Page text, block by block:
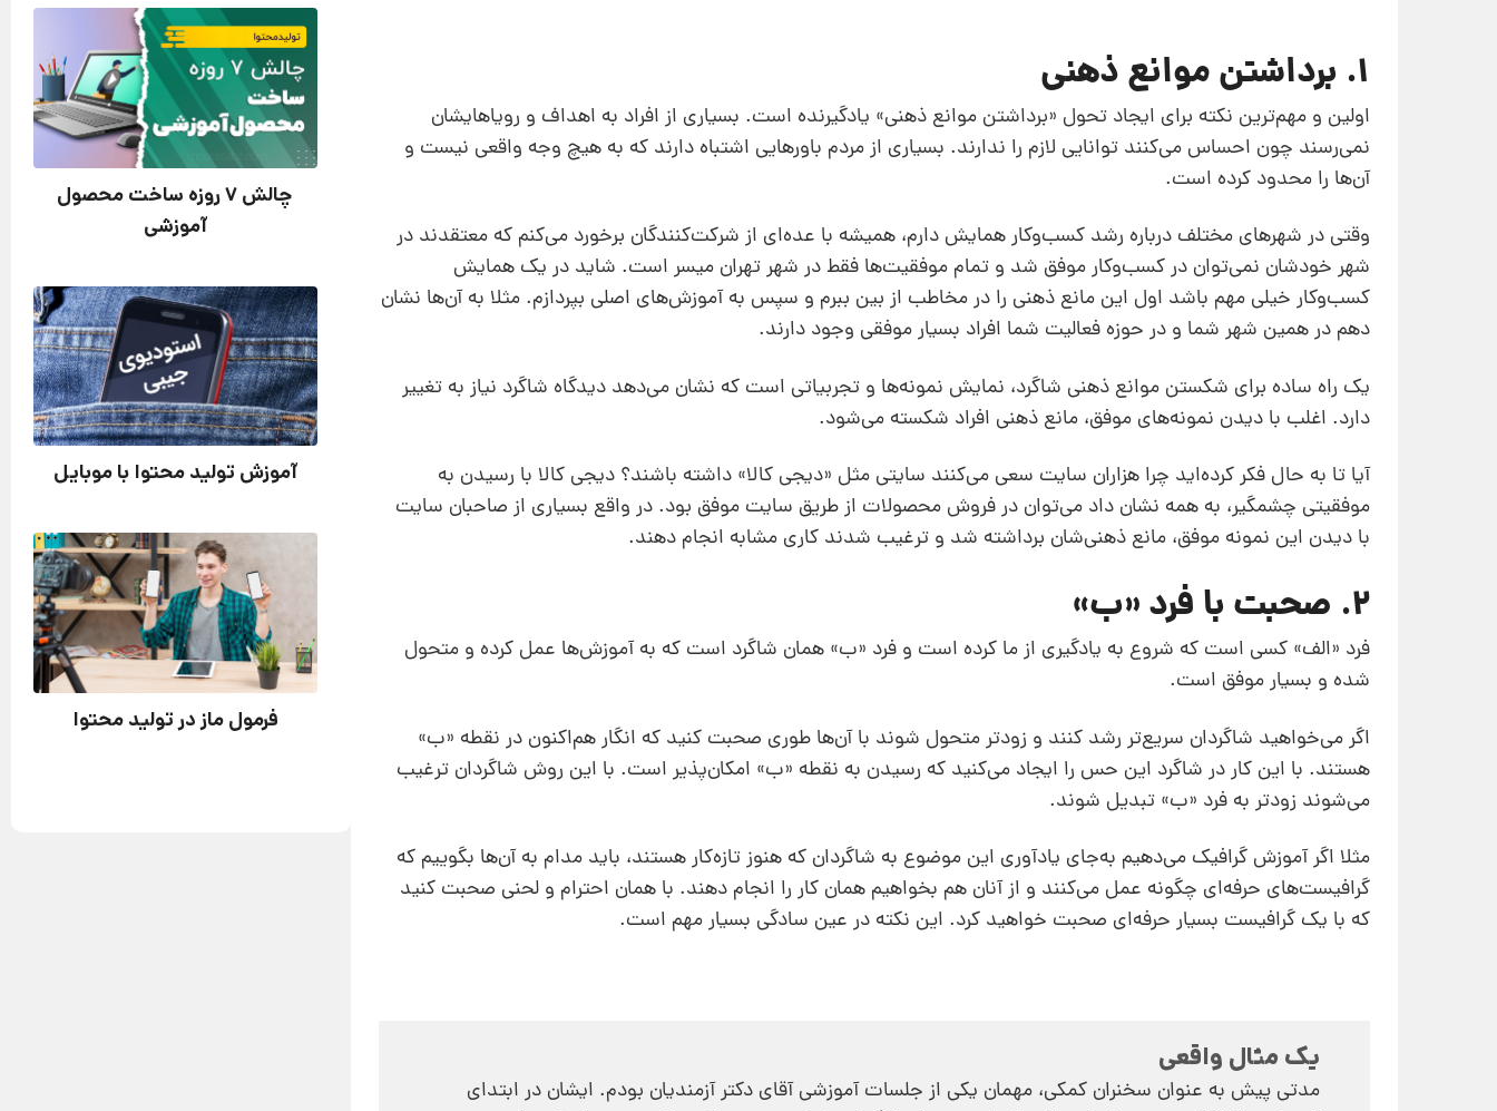
1. برداشتن موانع ذهنی
اولین و مهم‌ترین نکته برای ایجاد تحول «برداشتن موانع ذهنی» یادگیرنده است. بسیاری از افراد به اهداف و رویاهایشان
نمی‌رسند چون احساس می‌کنند توانایی لازم را ندارند. بسیاری از مردم باورهایی اشتباه دارند که به هیچ وجه واقعی نیست و
آن‌ها را محدود کرده است.
وقتی در شهرهای مختلف درباره رشد کسب‌و‌کار همایش دارم، همیشه با عده‌ای از شرکت‌کنندگان برخورد می‌کنم که معتقدند در
شهر خودشان نمی‌توان در کسب‌و‌کار موفق شد و تمام موفقیت‌ها فقط در شهر تهران میسر است. شاید در یک همایش
کسب‌و‌کار خیلی مهم باشد اول این مانع ذهنی را در مخاطب از بین ببرم و سپس به آموزش‌های اصلی بپردازم. مثلا به آن‌ها نشان
دهم در همین شهر شما و در حوزه فعالیت شما افراد بسیار موفقی وجود دارند.
یک راه ساده برای شکستن موانع ذهنی شاگرد، نمایش نمونه‌ها و تجربیاتی است که نشان می‌دهد دیدگاه شاگرد نیاز به تغییر
دارد. اغلب با دیدن نمونه‌های موفق، مانع ذهنی افراد شکسته می‌شود.
آیا تا به حال فکر کرده‌اید چرا هزاران سایت سعی می‌کنند سایتی مثل «دیجی کالا» داشته باشند؟ دیجی کالا با رسیدن به
موفقیتی چشمگیر، به همه نشان داد می‌توان در فروش محصولات از طریق سایت موفق بود. در واقع بسیاری از صاحبان سایت
با دیدن این نمونه موفق، مانع ذهنی‌شان برداشته شد و ترغیب شدند کاری مشابه انجام دهند.
2. صحبت با فرد «ب»
فرد «الف» کسی است که شروع به یادگیری از ما کرده است و فرد «ب» همان شاگرد است که به آموزش‌ها عمل کرده و متحول
شده و بسیار موفق است.
اگر می‌خواهید شاگردان سریع‌تر رشد کنند و زودتر متحول شوند با آن‌ها طوری صحبت کنید که انگار هم‌اکنون در نقطه «ب»
هستند. با این کار در شاگرد این حس را ایجاد می‌کنید که رسیدن به نقطه «ب» امکان‌پذیر است. با این روش شاگردان ترغیب
می‌شوند زودتر به فرد «ب» تبدیل شوند.
مثلا اگر آموزش گرافیک می‌دهیم به‌جای یادآوری این موضوع به شاگردان که هنوز تازه‌کار هستند، باید مدام به آن‌ها بگوییم که
گرافیست‌های حرفه‌ای چگونه عمل می‌کنند و از آنان هم بخواهیم همان کار را انجام دهند. با همان احترام و لحنی صحبت کنید
که با یک گرافیست بسیار حرفه‌ای صحبت خواهید کرد. این نکته در عین سادگی بسیار مهم است.
یک مثال واقعی
مدتی پیش به عنوان سخنران کمکی، مهمان یکی از جلسات آموزشی آقای دکتر آزمندیان بودم. ایشان در ابتدای
چالش 7 روزه ساخت محصول
آموزشی
آموزش تولید محتوا با موبایل
فرمول ماز در تولید محتوا